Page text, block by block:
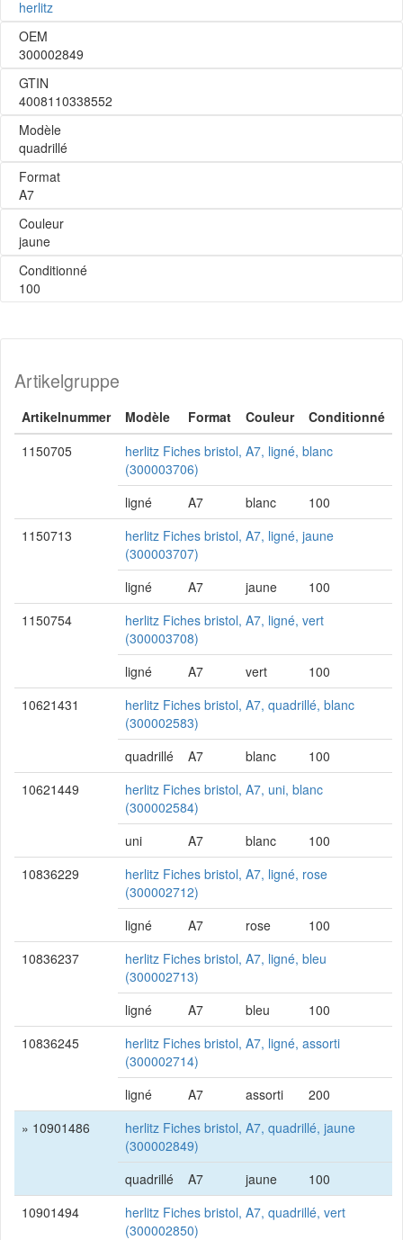
herlitz
OEM
300002849
GTIN
4008110338552
Modèle
quadrillé
Format
A7
Couleur
jaune
Conditionné
100
Artikelgruppe
Artikelnummer Modèle Format Couleur
Conditionné
1150705
herlitz Fiches bristol, A7, ligné, blanc
(300003706)
ligné
A7 blanc
100
1150713
herlitz Fiches bristol, A7, ligné, jaune
(300003707)
ligné
A7 jaune
100
1150754
herlitz Fiches bristol, A7, ligné, vert
(300003708)
ligné
A7 vert
100
10621431
herlitz Fiches bristol, A7, quadrillé, blanc
(300002583)
quadrillé
A7 blanc
100
10621449
herlitz Fiches bristol, A7, uni, blanc
(300002584)
uni
A7 blanc
100
10836229
herlitz Fiches bristol, A7, ligné, rose
(300002712)
ligné
A7 rose
100
10836237
herlitz Fiches bristol, A7, ligné, bleu
(300002713)
ligné
A7 bleu
100
10836245
herlitz Fiches bristol, A7, ligné, assorti
(300002714)
ligné
A7 assorti
200
» 10901486
herlitz Fiches bristol, A7, quadrillé, jaune
(300002849)
quadrillé
A7 jaune
100
10901494
herlitz Fiches bristol, A7, quadrillé, vert
(300002850)